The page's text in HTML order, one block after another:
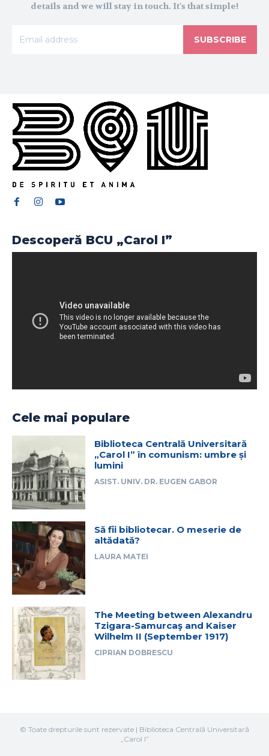
details and we will stay in touch. It's that simple!
SUBSCRIBE
Descoperă BCU „Carol I”
Cele mai populare
Biblioteca Centrală Universitară
„Carol I” în comunism: umbre și
lumini
ASIST. UNIV. DR. EUGEN GABOR
Să fii bibliotecar. O meserie de
altădată?
LAURA MATEI
The Meeting between Alexandru
Tzigara-Samurcaş and Kaiser
Wilhelm II (September 1917)
CIPRIAN DOBRESCU
© Toate drepturile sunt rezervate | Biblioteca Centrală Universitară
„Carol I”